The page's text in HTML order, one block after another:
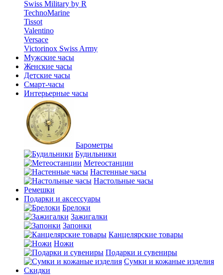
Swiss Military by R
TechnoMarine
Tissot
Valentino
Versace
Victorinox Swiss Army
Мужские часы
Женские часы
Детские часы
Смарт-часы
Интерьерные часы
Барометры
Будильники
Метеостанции
Настенные часы
Настольные часы
Ремешки
Подарки и аксессуары
Брелоки
Зажигалки
Запонки
Канцелярские товары
Ножи
Подарки и сувениры
Сумки и кожаные изделия
Скидки